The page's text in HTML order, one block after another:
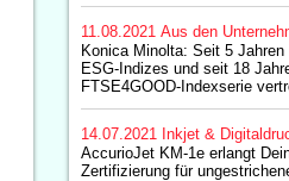
11.08.2021 Aus den
Konica Minolta: Seit 5 Jahren
ESG-Indizes und seit 18
FTSE4GOOD-Indexserie
14.07.2021
Inkjet &
AccurioJet KM-1e erlangt
Zertifizierung für